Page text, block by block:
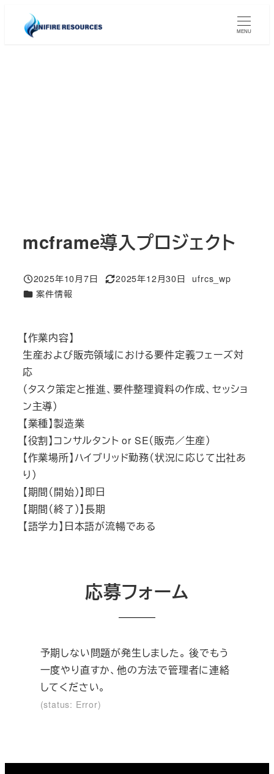
MENU
mcframe導入プロジェクト
投稿日
2025年10月7日
更新日
2025年12月30日
著
ufrcs_wp
カテゴリー
案件情報
【作業内容】
生産および販売領域における要件定義フェーズ対
応
（タスク策定と推進、要件整理資料の作成、セッショ
ン主導）
【業種】製造業
【役割】コンサルタント or SE（販売／生産）
【作業場所】ハイブリッド勤務（状況に応じて出社あ
り）
【期間（開始）】即日
【期間（終了）】長期
【語学力】日本語が流暢である
応募フォーム
予期しない問題が発生しました。 後でもう
一度やり直すか、他の方法で管理者に連絡
してください。
(status: Error)